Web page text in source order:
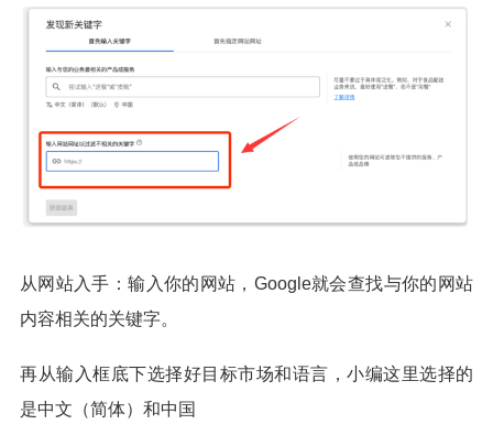
从网站入手：输入你的网站，Google就会查找与你的网站
内容相关的关键字。
再从输入框底下选择好目标市场和语言，小编这里选择的
是中文（简体）和中国